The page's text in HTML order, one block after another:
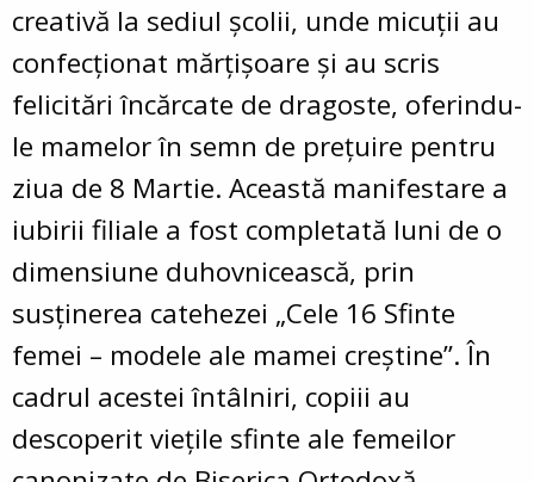
creativă la sediul școlii, unde micuții au
confecționat mărțișoare și au scris
felicitări încărcate de dragoste, oferindu-
le mamelor în semn de prețuire pentru
ziua de 8 Martie. Această manifestare a
iubirii filiale a fost completată luni de o
dimensiune duhovnicească, prin
susținerea catehezei „Cele 16 Sfinte
femei – modele ale mamei creștine”. În
cadrul acestei întâlniri, copiii au
descoperit viețile sfinte ale femeilor